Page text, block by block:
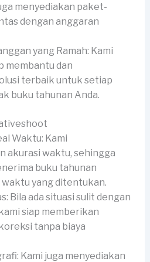
menyediakan paket-
dengan anggaran
yang Ramah: Kami
membantu dan
terbaik untuk setiap
buku tahunan Anda.
Waktu: Kami
akurasi waktu, sehingga
buku tahunan
yang ditentukan.
Bila ada situasi sulit dengan
siap memberikan
tanpa biaya
Kami juga menyediakan